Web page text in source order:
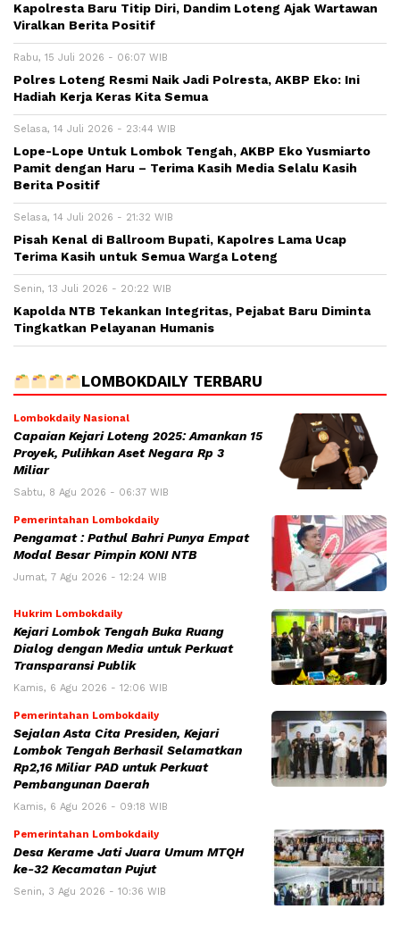
Kapolresta Baru Titip Diri, Dandim Loteng Ajak Wartawan
Viralkan Berita Positif
Rabu, 15 Juli 2026 - 06:07 WIB
Polres Loteng Resmi Naik Jadi Polresta, AKBP Eko: Ini
Hadiah Kerja Keras Kita Semua
Selasa, 14 Juli 2026 - 23:44 WIB
Lope-Lope Untuk Lombok Tengah, AKBP Eko Yusmiarto
Pamit dengan Haru – Terima Kasih Media Selalu Kasih
Berita Positif
Selasa, 14 Juli 2026 - 21:32 WIB
Pisah Kenal di Ballroom Bupati, Kapolres Lama Ucap
Terima Kasih untuk Semua Warga Loteng
Senin, 13 Juli 2026 - 20:22 WIB
Kapolda NTB Tekankan Integritas, Pejabat Baru Diminta
Tingkatkan Pelayanan Humanis
LOMBOKDAILY TERBARU
Lombokdaily Nasional
Capaian Kejari Loteng 2025: Amankan 15
Proyek, Pulihkan Aset Negara Rp 3
Miliar
Sabtu, 8 Agu 2026 - 06:37 WIB
Pemerintahan Lombokdaily
Pengamat : Pathul Bahri Punya Empat
Modal Besar Pimpin KONI NTB
Jumat, 7 Agu 2026 - 12:24 WIB
Hukrim Lombokdaily
Kejari Lombok Tengah Buka Ruang
Dialog dengan Media untuk Perkuat
Transparansi Publik
Kamis, 6 Agu 2026 - 12:06 WIB
Pemerintahan Lombokdaily
Sejalan Asta Cita Presiden, Kejari
Lombok Tengah Berhasil Selamatkan
Rp2,16 Miliar PAD untuk Perkuat
Pembangunan Daerah
Kamis, 6 Agu 2026 - 09:18 WIB
Pemerintahan Lombokdaily
Desa Kerame Jati Juara Umum MTQH
ke-32 Kecamatan Pujut
Senin, 3 Agu 2026 - 10:36 WIB